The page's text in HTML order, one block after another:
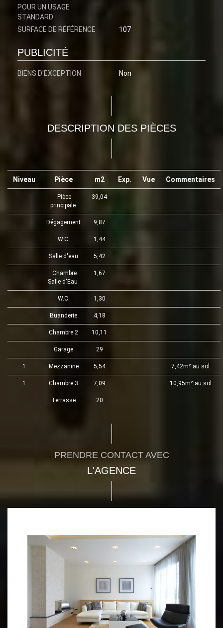
POUR UN USAGE
STANDARD
SURFACE DE RÉFÉRENCE 107
PUBLICITÉ
BIENS D'EXCEPTION Non
DESCRIPTION DES PIÈCES
Niveau Pièce m2 Exp. Vue Commentaires
Pièce
principale
39,04
Dégagement 9,87
W.C. 1,44
Salle d'eau 5,42
Chambre
Salle d'Eau
1,67
W.C. 1,30
Buanderie 4,18
Chambre 2 10,11
Garage 29
1 Mezzanine 5,54 7,42m² au sol
1 Chambre 3 7,09 10,95m² au sol
Terrasse 20
PRENDRE CONTACT AVEC
L'AGENCE